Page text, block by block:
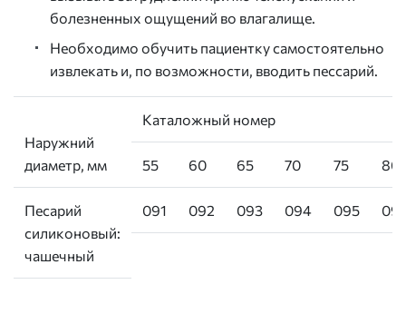
болезненных ощущений во влагалище.
Необходимо обучить пациентку самостоятельно
извлекать и, по возможности, вводить пессарий.
Наружний
диаметр, мм
Каталожный номер
55 60 65 70 75 80
Песарий
силиконовый:
чашечный
091 092 093 094 095